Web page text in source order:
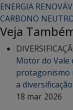
ENERGIA
CARBONO
Veja
Motor do Vale
protagonismo
a
18 mar 2026